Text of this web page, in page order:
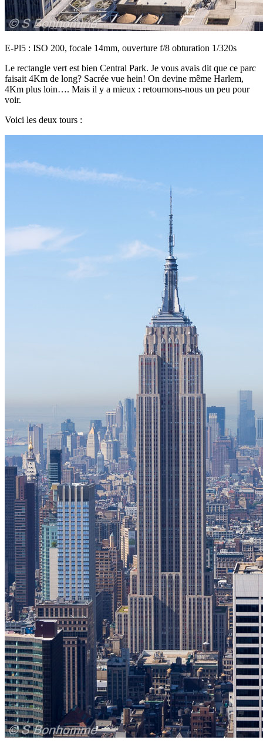
E-Pl5 : ISO 200, focale 14mm, ouverture f/8 obturation 1/320s
Le rectangle vert est bien Central Park. Je vous avais dit que ce parc
faisait 4Km de long? Sacrée vue hein! On devine même Harlem,
4Km plus loin…. Mais il y a mieux : retournons-nous un peu pour
voir.
Voici les deux tours :